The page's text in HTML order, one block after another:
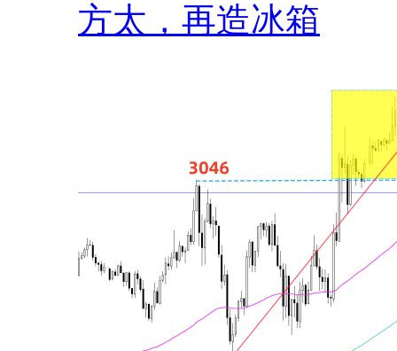
方太，再造冰箱